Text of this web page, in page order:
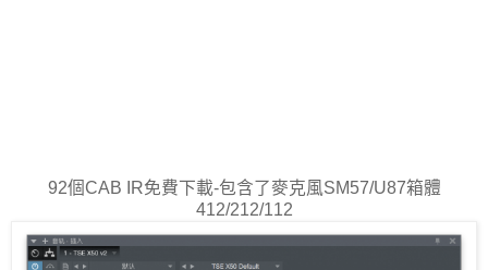
92個CAB IR免費下載-包含了麥克風SM57/U87箱體
412/212/112